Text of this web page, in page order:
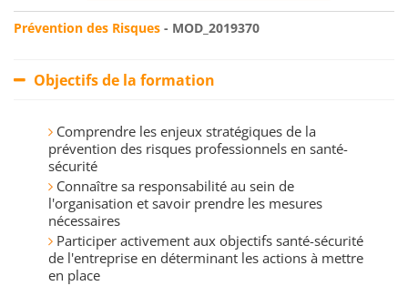
Prévention des Risques - MOD_2019370
Objectifs de la formation
Comprendre les enjeux stratégiques de la
prévention des risques professionnels en santé-
sécurité
Connaître sa responsabilité au sein de
l'organisation et savoir prendre les mesures
nécessaires
Participer activement aux objectifs santé-sécurité
de l'entreprise en déterminant les actions à mettre
en place